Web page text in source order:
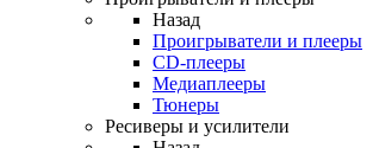
Назад
Проигрыватели и плееры
CD-плееры
Медиаплееры
Тюнеры
Ресиверы и усилители